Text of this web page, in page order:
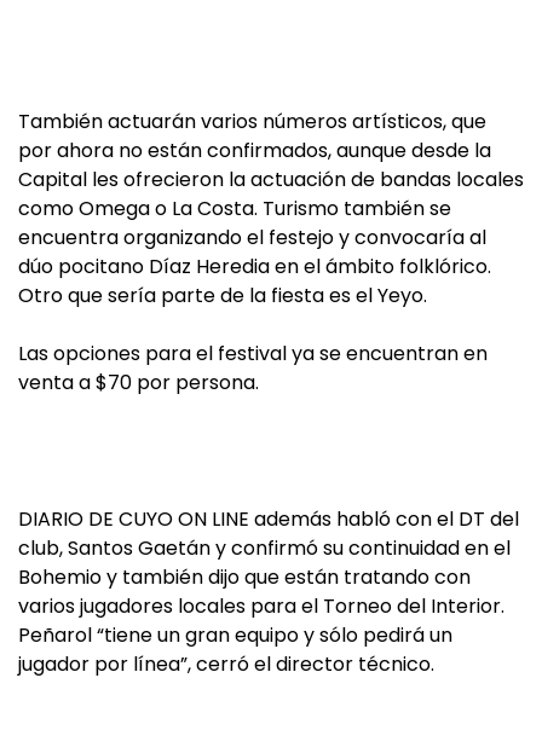
También actuarán varios números artísticos, que
por ahora no están confirmados, aunque desde la
Capital les ofrecieron la actuación de bandas locales
como Omega o La Costa. Turismo también se
encuentra organizando el festejo y convocaría al
dúo pocitano Díaz Heredia en el ámbito folklórico.
Otro que sería parte de la fiesta es el Yeyo.
Las opciones para el festival ya se encuentran en
venta a $70 por persona.
DIARIO DE CUYO ON LINE además habló con el DT del
club, Santos Gaetán y confirmó su continuidad en el
Bohemio y también dijo que están tratando con
varios jugadores locales para el Torneo del Interior.
Peñarol “tiene un gran equipo y sólo pedirá un
jugador por línea”, cerró el director técnico.